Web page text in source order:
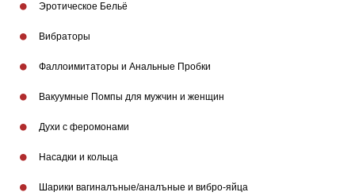
Эротическое Бельё
Вибраторы
Фаллоимитаторы и Анальные Пробки
Вакуумные Помпы для мужчин и женщин
Духи с феромонами
Насадки и кольца
Шарики вагиналъные/аналъные и вибро-яйца